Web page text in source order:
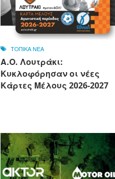
ΤΟΠΙΚΑ ΝΕΑ
Α.Ο. Λουτράκι:
Κυκλοφόρησαν οι νέες
Κάρτες Μέλους 2026-2027